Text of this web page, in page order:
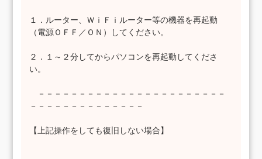
１．ルーター、ＷｉＦｉルーター等の機器を再起動
（電源ＯＦＦ／ＯＮ）してください。
２．１～２分してからパソコンを再起動してくださ
い。
－－－－－－－－－－－－－－－－－－－－－－－
－－－－－－－－－－－－－－
【上記操作をしても復旧しない場合】